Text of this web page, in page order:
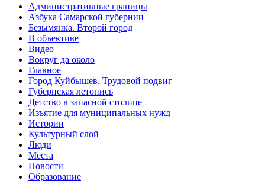
Административные границы
Азбука Самарской губернии
Безымянка. Второй город
В объективе
Видео
Вокруг да около
Главное
Город Куйбышев. Трудовой подвиг
Губернская летопись
Детство в запасной столице
Изъятие для муниципальных нужд
Истории
Культурный слой
Люди
Места
Новости
Образование